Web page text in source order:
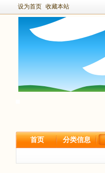
设为首页 收藏本站
首页 分类信息